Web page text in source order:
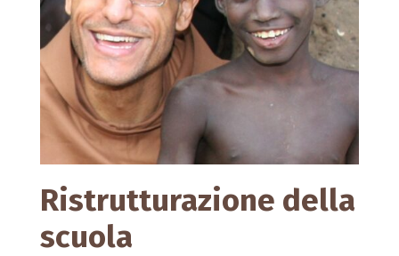
Ristrutturazione della
scuola